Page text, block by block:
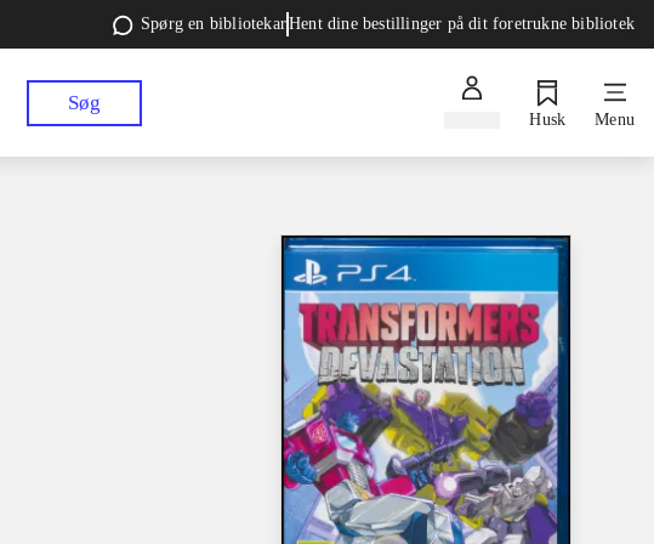
Spørg en bibliotekarHent dine bestillinger på dit foretrukne bibliotek
Søg
Husk Menu